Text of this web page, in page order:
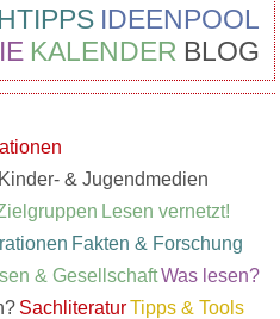
IDEENPOOL
BLOG
KALENDER
Kinder- & Jugendmedien
Lesen vernetzt!
Fakten & Forschung
& GesellschaftWas lesen?
Sachliteratur Tipps & Tools